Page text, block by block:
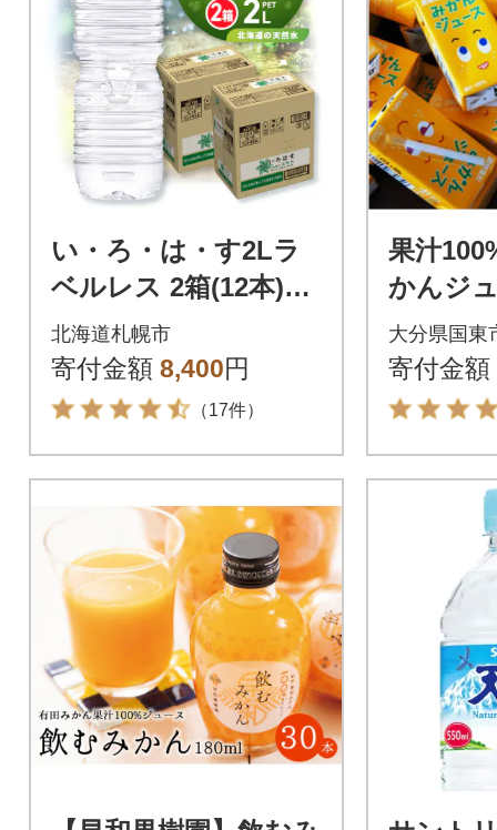
い・ろ・は・す2Lラ
ベルレス 2箱(12本)セ
ット_hs137-019
北海道札幌市
寄付金額 8,400円
（17件）
果汁
かんジ
0本
大分県国東
寄付金額